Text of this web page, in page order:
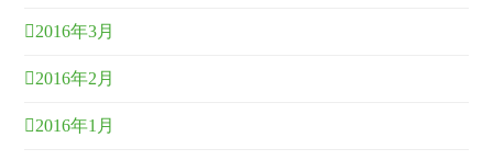
2016年3月
2016年2月
2016年1月